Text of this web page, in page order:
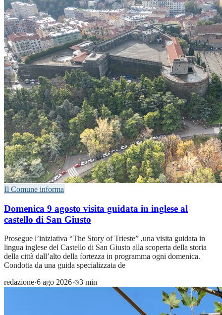
Il Comune informa
Domenica 9 agosto visita guidata in inglese al
castello di San Giusto
Prosegue l’iniziativa “The Story of Trieste” ,una visita guidata in
lingua inglese del Castello di San Giusto alla scoperta della storia
della città dall’alto della fortezza in programma ogni domenica.
Condotta da una guida specializzata de
redazione·6 ago 2026· 3 min